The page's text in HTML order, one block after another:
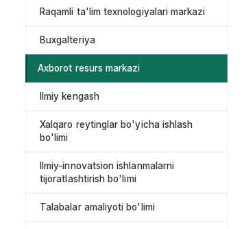
Raqamli ta'lim texnologiyalari markazi
Buxgalteriya
Axborot resurs markazi
Ilmiy kengash
Xalqaro reytinglar bo'yicha ishlash
bo'limi
Ilmiy-innovatsion ishlanmalarni
tijoratlashtirish bo'limi
Talabalar amaliyoti bo'limi